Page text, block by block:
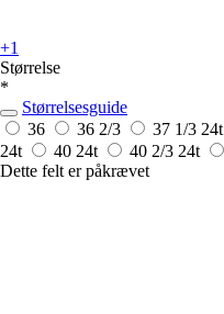
+1
Størrelse
*
Størrelsesguide
36
36 2/3 37 1/3 24t
24t
40 24t 40 2/3 24t
Dette felt er påkrævet